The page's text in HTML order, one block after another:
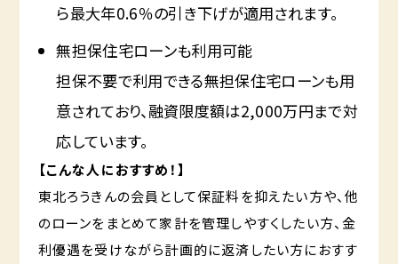
ら最大年0.6％の引き下げが適用されます。
無担保住宅ローンも利用可能
担保不要で利用できる無担保住宅ローンも用
意されており、融資限度額は2,000万円まで対
応しています。
【こんな人におすすめ！】
東北ろうきんの会員として保証料を抑えたい方や、他
のローンをまとめて家計を管理しやすくしたい方、金
利優遇を受けながら計画的に返済したい方におすす